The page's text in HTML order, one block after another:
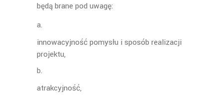
będą brane pod uwagę:
innowacyjność pomysłu i sposób realizacji
projektu,
atrakcyjność,